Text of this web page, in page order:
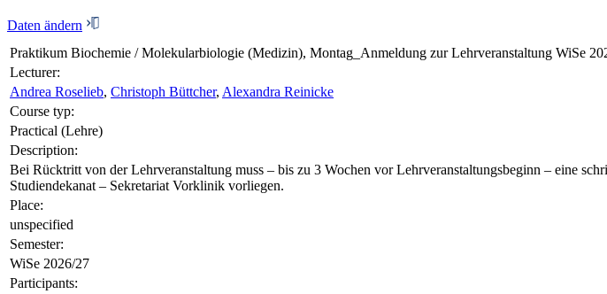
Daten ändern
Praktikum Biochemie / Molekularbiologie (Medizin), Montag_Anmeldung zur Lehrveranstaltung WiSe
Lecturer:
Andrea Roselieb, Christoph Büttcher, Alexandra Reinicke
Course typ:
Practical (Lehre)
Description:
Bei Rücktritt von der Lehrveranstaltung muss – bis zu 3 Wochen vor Lehrveranstaltungsbeginn – eine
Studiendekanat – Sekretariat Vorklinik vorliegen.
Place:
unspecified
Semester:
WiSe 2026/27
Participants: